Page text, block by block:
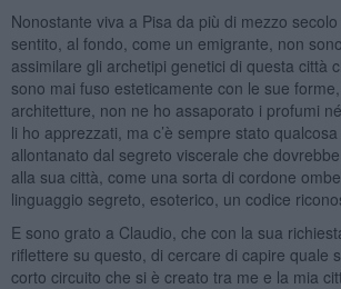
Nonostante viva a Pisa da più di mezzo
sentito, al fondo, come un emigrante, non
assimilare gli archetipi genetici di questa città
sono mai fuso esteticamente con le sue
architetture, non ne ho assaporato i profumi
li ho apprezzati, ma c’è sempre stato
allontanato dal segreto viscerale che
alla sua città, come una sorta di cordone
linguaggio segreto, esoterico, un codice
E sono grato a Claudio, che con la sua
riflettere su questo, di cercare di capire quale
corto circuito che si è creato tra me e la mia